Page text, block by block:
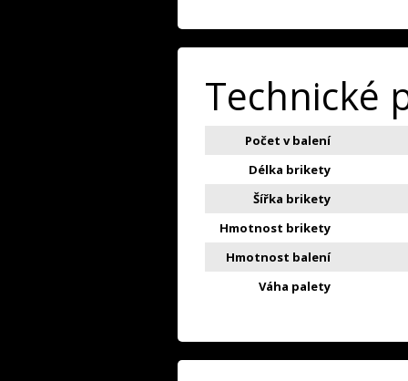
Technické
Počet v balení
Délka brikety
Šířka brikety
Hmotnost brikety
Hmotnost balení
Váha palety